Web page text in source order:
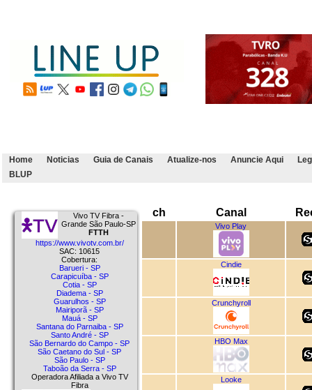
Home Noticias Guia de Canais Atualize-nos Anuncie Aqui
BLUP
Vivo TV Fibra -
Grande São Paulo-SP
FTTH
https://www.vivotv.com.br/
SAC: 10615
Cobertura:
Barueri - SP
Carapicuíba - SP
Cotia - SP
Diadema - SP
Guarulhos - SP
Mairiporã - SP
Mauá - SP
Santana do Parnaiba - SP
Santo André - SP
São Bernardo do Campo - SP
São Caetano do Sul - SP
São Paulo - SP
Taboão da Serra - SP
Operadora Afiliada a Vivo TV
Fibra
ch Canal
Vivo Play
Cindie
Crunchyroll
HBO Max
Looke